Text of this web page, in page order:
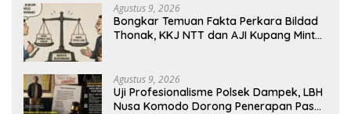
Agustus 9, 2026
Bongkar Temuan Fakta Perkara Bildad
Thonak, KKJ NTT dan AJI Kupang Minta
Agustus 9, 2026
Uji Profesionalisme Polsek Dampek, LBH
Nusa Komodo Dorong Penerapan Pasal